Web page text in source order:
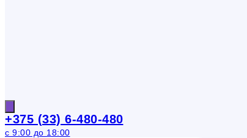
+375 (33) 6-480-480
с 9:00 до 18:00